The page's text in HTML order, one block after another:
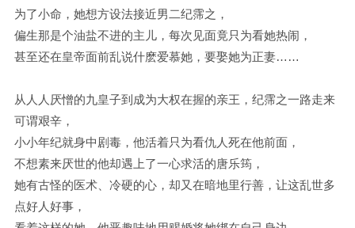
为了小命，她想方设法接近男二纪霈之，
偏生那是个油盐不进的主儿，每次见面竟只为看她热闹，
甚至还在皇帝面前乱说什麽爱慕她，要娶她为正妻……
从人人厌憎的九皇子到成为大权在握的亲王，纪霈之一路走来
可谓艰辛，
小小年纪就身中剧毒，他活着只为看仇人死在他前面，
不想素来厌世的他却遇上了一心求活的唐乐筠，
她有古怪的医术、冷硬的心，却又在暗地里行善，让这乱世多
点好人好事，